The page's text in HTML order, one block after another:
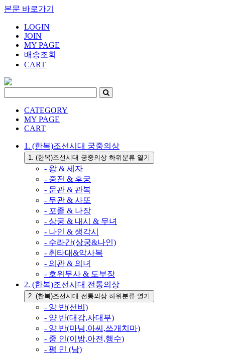
본문 바로가기
LOGIN
JOIN
MY PAGE
배송조회
CART
CATEGORY
MY PAGE
CART
1. (한복)조선시대 궁중의상
1. (한복)조선시대 궁중의상 하위분류 열기
- 왕 & 세자
- 중전 & 후궁
- 문관 & 관복
- 무관 & 사또
- 포졸 & 나장
- 상궁 & 내시 & 무녀
- 나인 & 생각시
- 수라간(상궁&나인)
- 취타대&악사복
- 의관 & 의녀
- 호위무사 & 도부장
2. (한복)조선시대 전통의상
2. (한복)조선시대 전통의상 하위분류 열기
- 양 반(선비)
- 양 반(대감,사대부)
- 양 반(마님,아씨,쓰개치마)
- 중 인(이방,아전,행수)
- 평 민 (남)